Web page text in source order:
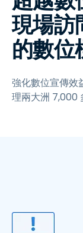
現場訪
的數位
強化數位宣傳
理兩大洲 7,000